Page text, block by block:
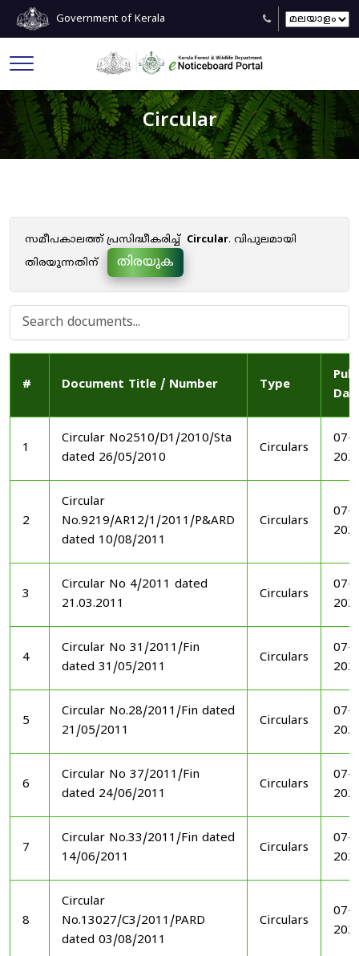
Government of Kerala
Circular
സമീപകാലത്ത് പ്രസിദ്ധീകരിച്ച് Circular. വിപുലമായി
തിരയുന്നതിന്
തിരയുക
# Document Title / Number Type
1
Circular No2510/D1/2010/Sta
dated 26/05/2010
Circulars
07-
2
Circular
No.9219/AR12/1/2011/P&ARD
dated 10/08/2011
Circulars
07-
3
Circular No 4/2011 dated
21.03.2011
Circulars
07-
4
Circular No 31/2011/Fin
dated 31/05/2011
Circulars
07-
5
Circular No.28/2011/Fin dated
21/05/2011
Circulars
07-
6
Circular No 37/2011/Fin
dated 24/06/2011
Circulars
07-
7
Circular No.33/2011/Fin dated
14/06/2011
Circulars
07-
8
Circular
No.13027/C3/2011/PARD
dated 03/08/2011
Circulars
07-